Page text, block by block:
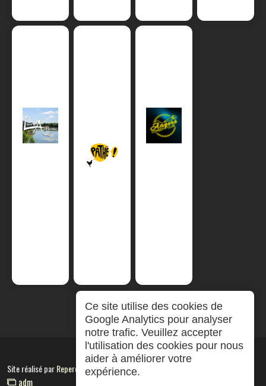
Site réalisé parRepereCom
adm
Ce site utilise des cookies de
Google Analytics pour analyser
notre trafic. Veuillez accepter
l'utilisation des cookies pour nous
aider à améliorer votre
expérience.